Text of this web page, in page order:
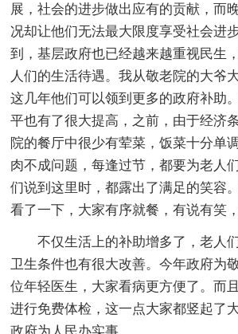
展，社会的进步做出应有的贡献，而
况却让他们无法最大限度享受社会进
到，基层政府也已经越来越重视民生
人们的生活待遇。我从敬老院的大爷
这几年他们可以领到更多的政府补助
平也有了很大提高，之前，由于经济
院的餐厅中很少有荤菜，饭菜十分单
肉不成问题，每逢过节，都要为老人
们说到这里时，都露出了满足的笑容
看了一下，大家有序就餐，有说有笑
不仅生活上的补助增多了，老人
卫生条件也有很大改善。今年政府为
位年轻医生，大家看病更方便了。而
进行免费体检，这一点大家都竖起了
政府为人民办实事。